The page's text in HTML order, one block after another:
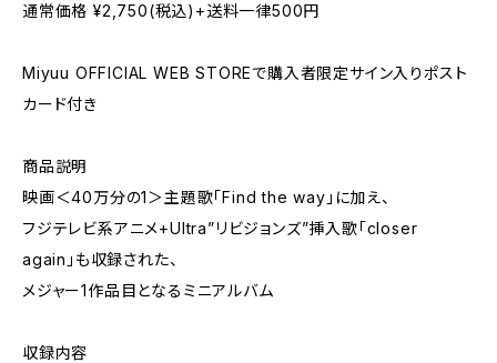
通常価格 ¥2,750(税込)+送料一律500円
Miyuu OFFICIAL WEB STOREで購入者限定サイン入りポスト
カード付き
商品説明
映画＜40万分の1＞主題歌「Find the way」に加え、
フジテレビ系アニメ+Ultra”リビジョンズ”挿入歌「closer
again」も収録された、
メジャー1作品目となるミニアルバム
収録内容